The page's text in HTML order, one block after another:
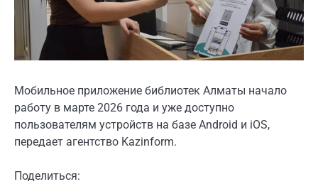
Мобильное приложение библиотек Алматы начало
работу в марте 2026 года и уже доступно
пользователям устройств на базе Android и iOS,
передает агентство Kazinform.
Поделиться: